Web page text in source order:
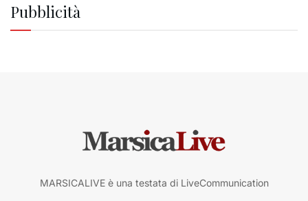
Pubblicità
MARSICALIVE è una testata di LiveCommunication